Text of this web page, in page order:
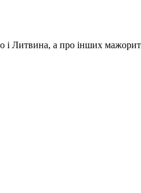
і Литвина, а про інших